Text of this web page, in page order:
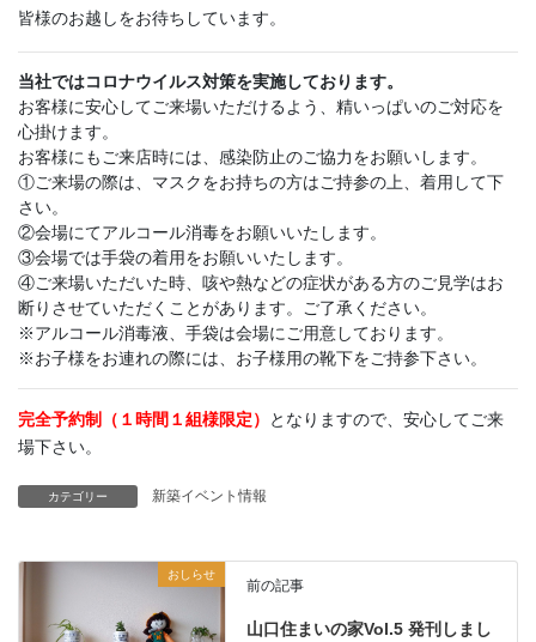
皆様のお越しをお待ちしています。
当社ではコロナウイルス対策を実施しております。
お客様に安心してご来場いただけるよう、精いっぱいのご対応を
心掛けます。
お客様にもご来店時には、感染防止のご協力をお願いします。
①ご来場の際は、マスクをお持ちの方はご持参の上、着用して下
さい。
②会場にてアルコール消毒をお願いいたします。
③会場では手袋の着用をお願いいたします。
④ご来場いただいた時、咳や熱などの症状がある方のご見学はお
断りさせていただくことがあります。ご了承ください。
※アルコール消毒液、手袋は会場にご用意しております。
※お子様をお連れの際には、お子様用の靴下をご持参下さい。
完全予約制（１時間１組様限定）
となりますので、安心してご来
場下さい。
カテゴリー 新築イベント情報
おしらせ
前の記事
山口住まいの家Vol.5 発刊しまし